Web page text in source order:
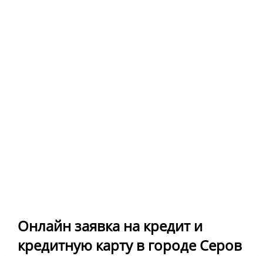
Онлайн заявка на кредит и
кредитную карту в городе Серов